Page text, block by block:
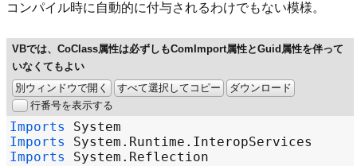
コンパイル時に自動的に付与されるわけでもない模様。
VBでは、CoClass属性は必ずしもComImport属性とGuid属性を伴って
いなくてもよい
別ウィンドウで開く
すべて選択してコピー
ダウンロード
行番号を表示する
Imports
System
Imports
System . Runtime . InteropServices
Imports
System . Reflection